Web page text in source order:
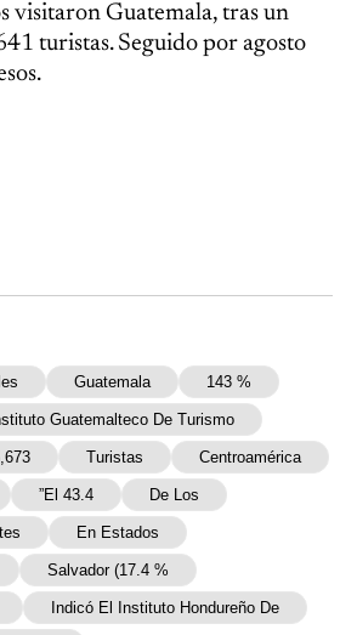
visitaron Guatemala, tras un
turistas. Seguido por agosto
Guatemala 143 %
Guatemalteco De Turismo
Turistas Centroamérica
”El 43.4 De Los
En Estados
Salvador (17.4 %
Indicó El Instituto Hondureño De